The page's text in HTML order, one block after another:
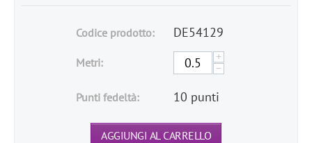
Codice prodotto: DE54129
Metri:
+
−
Punti fedeltà: 10 punti
AGGIUNGI AL CARRELLO